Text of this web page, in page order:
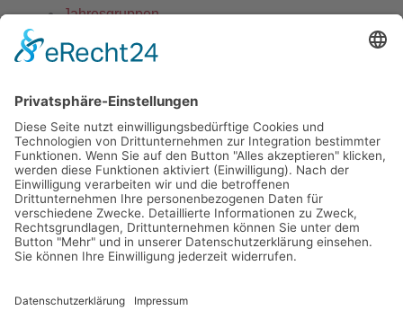
Jahresgruppen
WALK-IN
Kontakt
Home
Coaching
Einzelcoaching
Paarberatung
Firmen
Constantin
Redner